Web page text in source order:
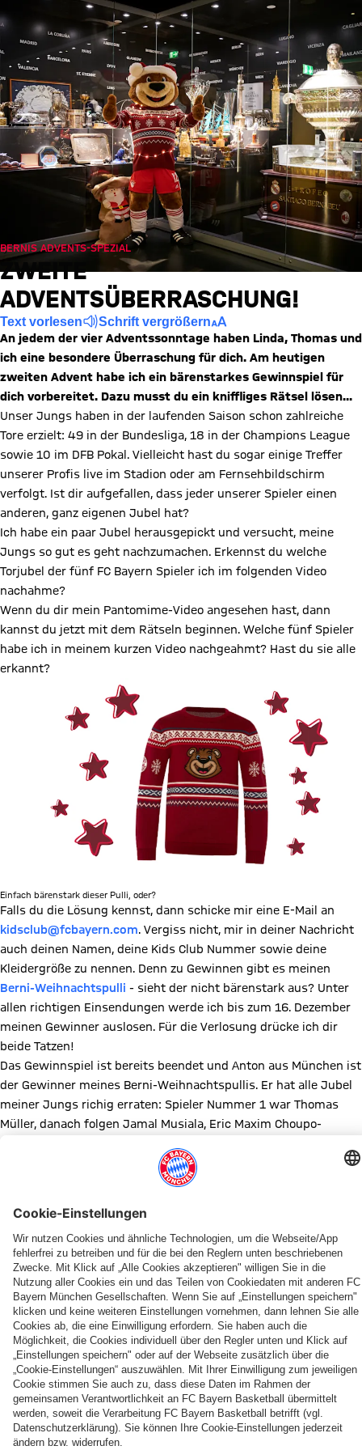
BERNIS ADVENTS-SPEZIAL
ZWEITE
ADVENTSÜBERRASCHUNG!
Text vorlesen Schrift vergrößern
An jedem der vier Adventssonntage haben Linda, Thomas und
ich eine besondere Überraschung für dich. Am heutigen
zweiten Advent habe ich ein bärenstarkes Gewinnspiel für
dich vorbereitet. Dazu musst du ein kniffliges Rätsel lösen...
Unser Jungs haben in der laufenden Saison schon zahlreiche
Tore erzielt: 49 in der Bundesliga, 18 in der Champions League
sowie 10 im DFB Pokal. Vielleicht hast du sogar einige Treffer
unserer Profis live im Stadion oder am Fernsehbildschirm
verfolgt. Ist dir aufgefallen, dass jeder unserer Spieler einen
anderen, ganz eigenen Jubel hat?
Ich habe ein paar Jubel herausgepickt und versucht, meine
Jungs so gut es geht nachzumachen. Erkennst du welche
Torjubel der fünf FC Bayern Spieler ich im folgenden Video
nachahme?
Wenn du dir mein Pantomime-Video angesehen hast, dann
kannst du jetzt mit dem Rätseln beginnen. Welche fünf Spieler
habe ich in meinem kurzen Video nachgeahmt? Hast du sie alle
erkannt?
Einfach bärenstark dieser Pulli, oder?
Falls du die Lösung kennst, dann schicke mir eine E-Mail an
kidsclub@fcbayern.com. Vergiss nicht, mir in deiner Nachricht
auch deinen Namen, deine Kids Club Nummer sowie deine
Kleidergröße zu nennen. Denn zu Gewinnen gibt es meinen
Berni-Weihnachtspulli - sieht der nicht bärenstark aus? Unter
allen richtigen Einsendungen werde ich bis zum 16. Dezember
meinen Gewinner auslosen. Für die Verlosung drücke ich dir
beide Tatzen!
Das Gewinnspiel ist bereits beendet und Anton aus München ist
der Gewinner meines Berni-Weihnachtspullis. Er hat alle Jubel
meiner Jungs richig erraten: Spieler Nummer 1 war Thomas
Müller, danach folgen Jamal Musiala, Eric Maxim Choupo-
Bis bald und einen schönen zweiten Advent, dein Berni!
ALLES WICHTIGE FINDEST DU HIER NOCHMAL AUF
Einsendeschluss:Freitag, 16. Dezember 2022 um 12:00 Uhr.
Benachrichtigung der Gewinner:Ab Montag, 19. Dezember 2022
Teilnahmebedingungen: Die Teilnahme ist ausschließlich für FC Bayern
Kids Club Mitglieder. Aus allen Einsendungen werden die Gewinner
ausgelost. Es gelten die FC Bayern Kids Club AGB für Online-
Gewinnspiele.
Datenschutz:Informationen zum Datenschutz und die
gültigeDatenschutzerklärungsindHIERzu finden.
WEITERE NEWS